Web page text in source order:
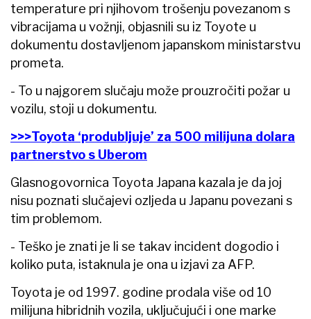
temperature pri njihovom trošenju povezanom s
vibracijama u vožnji, objasnili su iz Toyote u
dokumentu dostavljenom japanskom ministarstvu
prometa.
- To u najgorem slučaju može prouzročiti požar u
vozilu, stoji u dokumentu.
>>>Toyota ‘produbljuje’ za 500 milijuna dolara
partnerstvo s Uberom
Glasnogovornica Toyota Japana kazala je da joj
nisu poznati slučajevi ozljeda u Japanu povezani s
tim problemom.
- Teško je znati je li se takav incident dogodio i
koliko puta, istaknula je ona u izjavi za AFP.
Toyota je od 1997. godine prodala više od 10
milijuna hibridnih vozila, uključujući i one marke